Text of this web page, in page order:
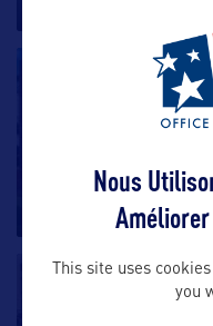
Capitol Market
Situé au cœur de la
SHOPPING
Nous
This site uses
you